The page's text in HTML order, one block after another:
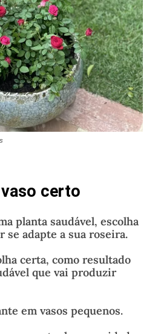
certo
planta saudável, escolha
se adapte a sua roseira.
certa, como resultado
que vai produzir
em vasos pequenos.